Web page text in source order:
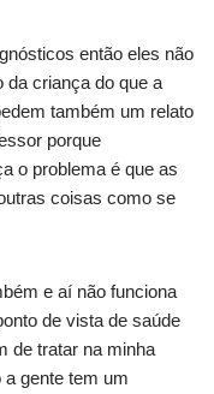
então eles não
criança do que a
também um relato
porque
o problema é que as
coisas como se
e aí não funciona
de vista de saúde
de tratar na minha
a gente tem um